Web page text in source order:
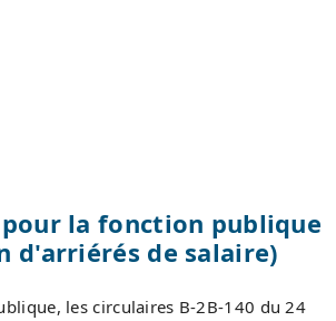
pour la fonction publique
d'arriérés de salaire)
les circulaires B-2B-140 du 24